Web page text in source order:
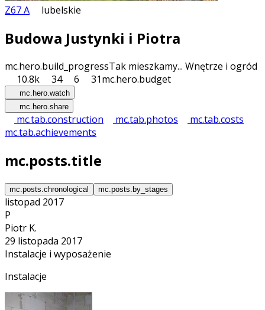
Z67 A lubelskie
Budowa Justynki i Piotra
mc.hero.build_progressTak mieszkamy... Wnętrze i ogród
10.8k
34 6 31mc.hero.budget
mc.hero.watch
mc.hero.share
mc.tab.construction mc.tab.photos
mc.tab.costs
mc.tab.achievements
mc.posts.title
mc.posts.chronological mc.posts.by_stages
listopad 2017
P
Piotr K.
29 listopada 2017
Instalacje i wyposażenie
Instalacje